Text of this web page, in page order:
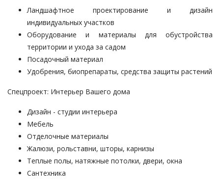
Ландшафтное проектирование и дизайн
индивидуальных участков
Оборудование и материалы для обустройства
территории и ухода за садом
Посадочный материал
Удобрения, биопрепараты, средства защиты растений
Спецпроект: Интерьер Вашего дома
Дизайн - студии интерьера
Мебель
Отделочные материалы
Жалюзи, рольставни, шторы, карнизы
Теплые полы, натяжные потолки, двери, окна
Сантехника